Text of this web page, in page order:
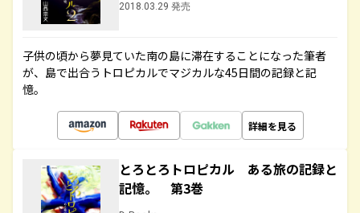
2018.03.29 発売
子供の頃から夢見ていた南の島に滞在することになった筆者
が、島で出合うトロピカルでマジカルな45日間の記録と記
憶。
詳細を見る
とろとろトロピカル ある旅の記録と
記憶。 第3巻